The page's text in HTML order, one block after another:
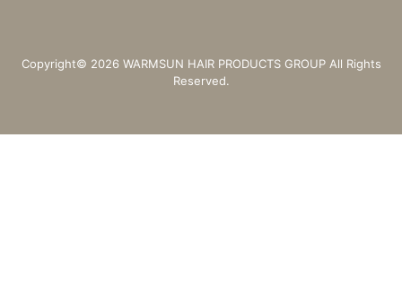
Copyright© 2026 WARMSUN HAIR PRODUCTS GROUP All Rights
Reserved.